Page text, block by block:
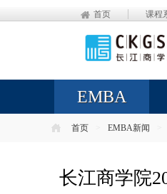
首页 课程
EMBA
首页 EMBA新闻
长江商学院